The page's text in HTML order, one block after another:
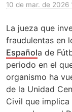
10 de mar. de 2026
La jueza que
fraudulentas en
Española de
periodo en el
organismo ha
de la Unidad
Civil que